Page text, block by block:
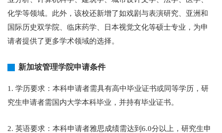
化学等领域。此外，该校还新增了如戏剧与表演研究、亚洲和
国际历史双学院、临床药学、日本视觉文化等硕士专业，为申
请者提供了更多学术领域的选择。
新加坡管理学院申请条件
1. 学历要求：本科申请者需具有高中毕业证书或同等学历，研
究生申请者需国内大学本科毕业，并持有毕业证书。
2. 英语要求：本科申请者雅思成绩需达到6.0分以上，研究生申